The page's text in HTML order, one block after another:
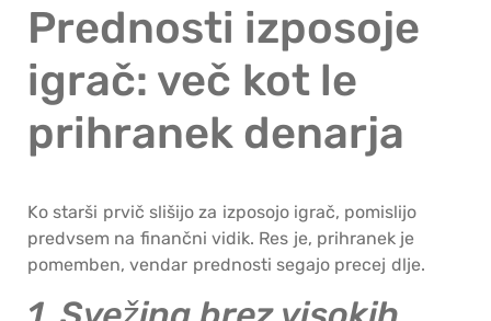
Prednosti izposoje
igrač: več kot le
prihranek denarja
Ko starši prvič slišijo za izposojo igrač, pomislijo
predvsem na finančni vidik. Res je, prihranek je
pomemben, vendar prednosti segajo precej dlje.